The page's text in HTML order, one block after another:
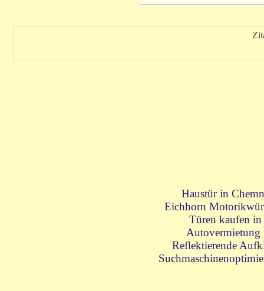
Haustür in
Eichhorn
Türen kaufen in
Autovermietung
Reflektierende